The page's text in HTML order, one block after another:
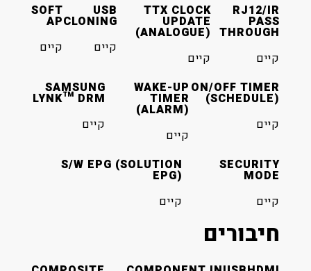
RJ12/IR
THROUGH
TTX CLOCK
UPDATE
(ANALOGUE)
USB
CLONING
SOFT
AP
ON/OFF TIMER
(SCHEDULE)
WAKE-UP
TIMER
(ALARM)
SAMSUNG
LYNK™ DRM
SECURITY
MODE
S/W EPG (SOLUTION
חיבורים